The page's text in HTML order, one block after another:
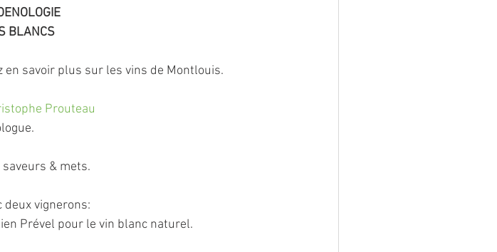
BLANCS
en savoir plus sur les vins de Montlouis.
Prouteau
& mets.
deux vignerons:
Prével pour le vin blanc naturel.